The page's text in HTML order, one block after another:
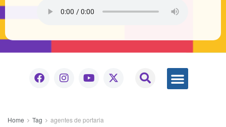
Home Tag agentes de portaria